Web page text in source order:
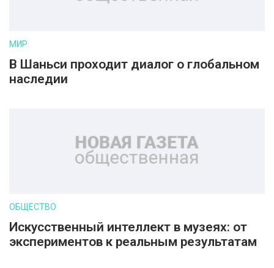
МИР
В Шаньси проходит диалог о глобальном
наследии
ОБЩЕСТВО
Искусственный интеллект в музеях: от
экспериментов к реальным результатам